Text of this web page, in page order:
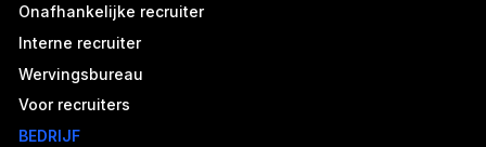
Onafhankelijke recruiter
Interne recruiter
Wervingsbureau
Voor recruiters
BEDRIJF